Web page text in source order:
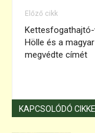
Előző cikk
Hölle és a
megvédte címét
KAPCSOLÓDÓ